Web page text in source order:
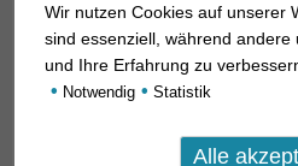
Wir nutzen Cookies auf unserer
sind essenziell, während andere
und Ihre Erfahrung zu
• Notwendig • Statistik